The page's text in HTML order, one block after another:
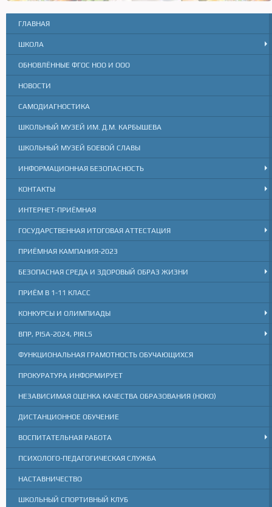
ГЛАВНАЯ
ШКОЛА
ОБНОВЛЁННЫЕ ФГОС НОО И ООО
НОВОСТИ
САМОДИАГНОСТИКА
ШКОЛЬНЫЙ МУЗЕЙ ИМ. Д.М. КАРБЫШЕВА
ШКОЛЬНЫЙ МУЗЕЙ БОЕВОЙ СЛАВЫ
ИНФОРМАЦИОННАЯ БЕЗОПАСНОСТЬ
КОНТАКТЫ
ИНТЕРНЕТ-ПРИЁМНАЯ
ГОСУДАРСТВЕННАЯ ИТОГОВАЯ АТТЕСТАЦИЯ
ПРИЁМНАЯ КАМПАНИЯ-2023
БЕЗОПАСНАЯ СРЕДА И ЗДОРОВЫЙ ОБРАЗ ЖИЗНИ
ПРИЁМ В 1-11 КЛАСС
КОНКУРСЫ И ОЛИМПИАДЫ
ВПР, PISA-2024, PIRLS
ФУНКЦИОНАЛЬНАЯ ГРАМОТНОСТЬ ОБУЧАЮЩИХСЯ
ПРОКУРАТУРА ИНФОРМИРУЕТ
НЕЗАВИСИМАЯ ОЦЕНКА КАЧЕСТВА ОБРАЗОВАНИЯ (НОКО)
ДИСТАНЦИОННОЕ ОБУЧЕНИЕ
ВОСПИТАТЕЛЬНАЯ РАБОТА
ПСИХОЛОГО-ПЕДАГОГИЧЕСКАЯ СЛУЖБА
НАСТАВНИЧЕСТВО
ШКОЛЬНЫЙ СПОРТИВНЫЙ КЛУБ